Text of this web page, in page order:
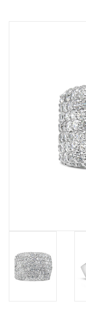
Gouden Munten
Baby Armbanden
Exclusieve ringen